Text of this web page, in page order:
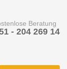
Beratung
- 204 269 14